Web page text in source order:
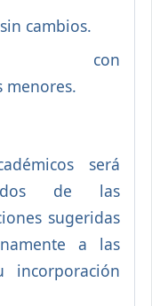
cambios.
con
menores.
será
de las
sugeridas
a las